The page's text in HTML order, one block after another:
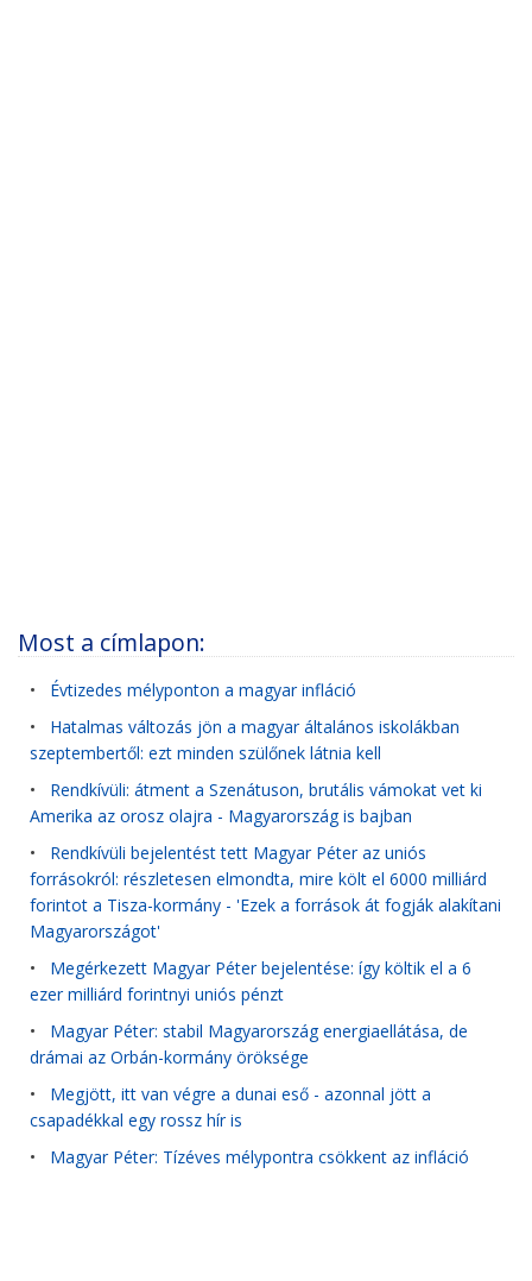
Most a címlapon:
• Évtizedes mélyponton a magyar infláció
• Hatalmas változás jön a magyar általános iskolákban
szeptembertől: ezt minden szülőnek látnia kell
• Rendkívüli: átment a Szenátuson, brutális vámokat vet ki
Amerika az orosz olajra - Magyarország is bajban
• Rendkívüli bejelentést tett Magyar Péter az uniós
forrásokról: részletesen elmondta, mire költ el 6000 milliárd
forintot a Tisza-kormány - 'Ezek a források át fogják alakítani
Magyarországot'
• Megérkezett Magyar Péter bejelentése: így költik el a 6
ezer milliárd forintnyi uniós pénzt
• Magyar Péter: stabil Magyarország energiaellátása, de
drámai az Orbán-kormány öröksége
• Megjött, itt van végre a dunai eső - azonnal jött a
csapadékkal egy rossz hír is
• Magyar Péter: Tízéves mélypontra csökkent az infláció